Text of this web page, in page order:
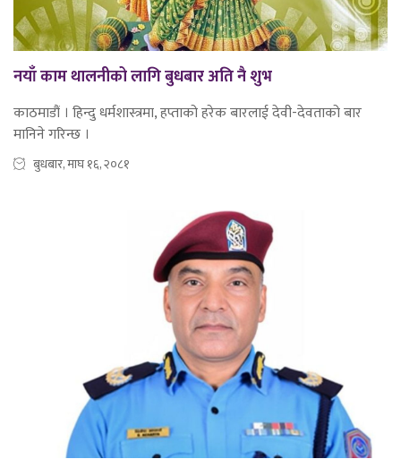
नयाँ काम थालनीको लागि बुधबार अति नै शुभ
काठमाडौं । हिन्दु धर्मशास्त्रमा, हप्ताको हरेक बारलाई देवी-देवताको बार
मानिने गरिन्छ ।
बुधबार, माघ १६, २०८१